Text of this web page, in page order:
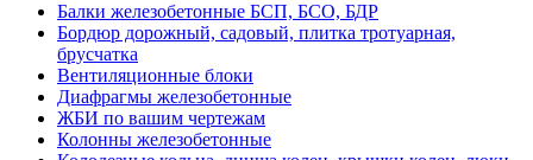
Балки железобетонные БСП, БСО, БДР
Бордюр дорожный, садовый, плитка тротуарная,
брусчатка
Вентиляционные блоки
Диафрагмы железобетонные
ЖБИ по вашим чертежам
Колонны железобетонные